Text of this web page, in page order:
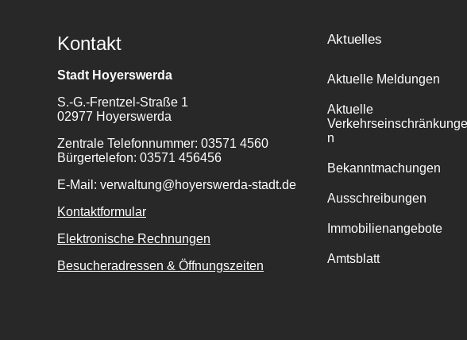
Kontakt
Stadt Hoyerswerda
S.-G.-Frentzel-Straße 1
02977 Hoyerswerda
Zentrale Telefonnummer: 03571 4560
Bürgertelefon: 03571 456456
E-Mail: verwaltung@hoyerswerda-stadt.de
Kontaktformular
Elektronische Rechnungen
Besucheradressen & Öffnungszeiten
Aktuelles
Aktuelle Meldungen
Aktuelle
Verkehrseinschränkunge
n
Bekanntmachungen
Ausschreibungen
Immobilienangebote
Amtsblatt